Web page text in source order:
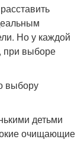
Но у каждой
при выборе
выбору
детьми
очищающие